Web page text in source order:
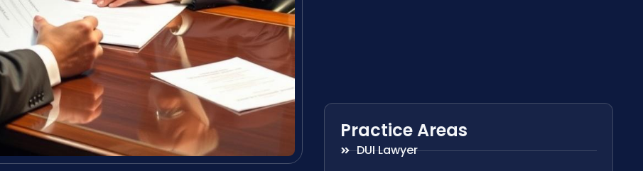
Practice Areas
DUI Lawyer